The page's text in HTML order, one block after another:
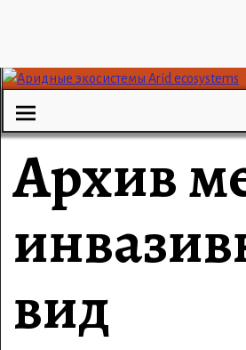
Архив
вид